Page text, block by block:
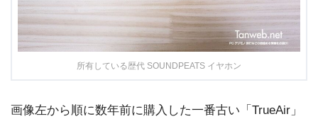
所有している歴代 SOUNDPEATS イヤホン
画像左から順に数年前に購入した一番古い「TrueAir」